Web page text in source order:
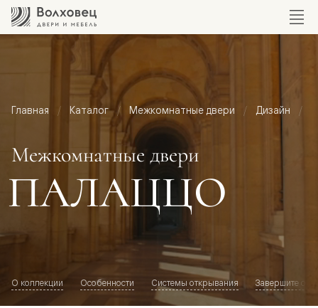
Главная Каталог Межкомнатные двери Дизайн
Межкомнатные двери
ПАЛАЦЦО
О коллекции Особенности Системы открывания Завершите